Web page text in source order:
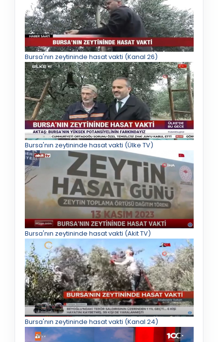
Bursa'nın zeytininde hasat vakti (Kanal 26)
Bursa'nın zeytininde hasat vakti (Ülke TV)
Bursa'nın zeytininde hasat vakti (Akit TV)
Bursa'nın zeytininde hasat vakti (Kanal 24)